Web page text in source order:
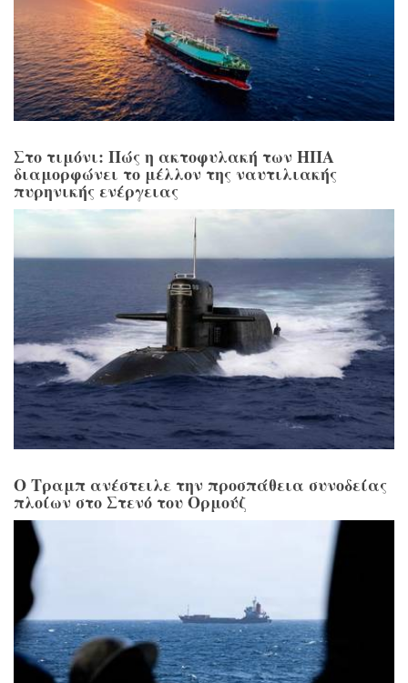
Στο τιμόνι: Πώς η ακτοφυλακή των ΗΠΑ
διαμορφώνει το μέλλον της ναυτιλιακής
πυρηνικής ενέργειας
Ο Τραμπ ανέστειλε την προσπάθεια συνοδείας
πλοίων στο Στενό του Ορμούζ